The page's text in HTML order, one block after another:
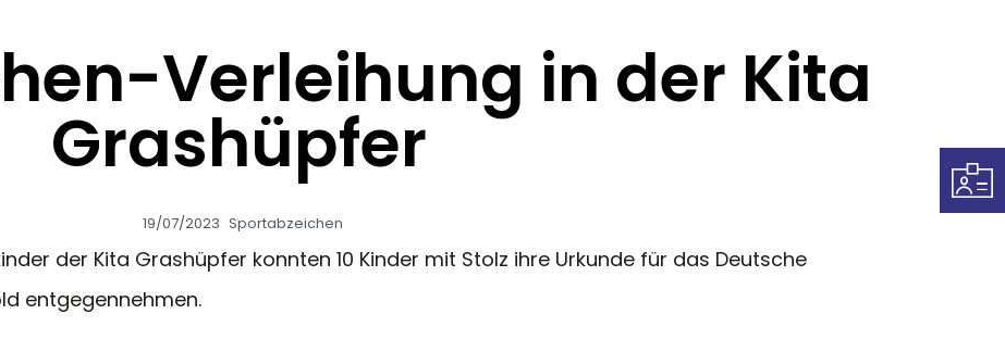
Verleihung in der Kita
Grashüpfer
19/07/2023 Sportabzeichen
der Kita Grashüpfer konnten 10 Kinder mit Stolz ihre Urkunde für das Deutsche
entgegennehmen.